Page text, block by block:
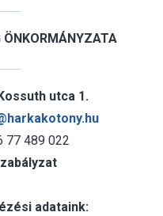
ÖNKORMÁNYZATA
utca 1.
77 489 022
adataink: